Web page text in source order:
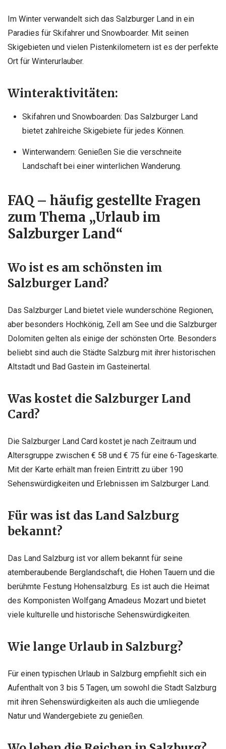
Im Winter verwandelt sich das Salzburger Land in ein
Paradies für Skifahrer und Snowboarder. Mit seinen
Skigebieten und vielen Pistenkilometern ist es der perfekte
Ort für Winterurlauber.
Winteraktivitäten:
Skifahren und Snowboarden: Das Salzburger Land
bietet zahlreiche Skigebiete für jedes Können.
Winterwandern: Genießen Sie die verschneite
Landschaft bei einer winterlichen Wanderung.
FAQ – häufig gestellte Fragen
zum Thema „Urlaub im
Salzburger Land“
Wo ist es am schönsten im
Salzburger Land?
Das Salzburger Land bietet viele wunderschöne Regionen,
aber besonders Hochkönig, Zell am See und die Salzburger
Dolomiten gelten als einige der schönsten Orte. Besonders
beliebt sind auch die Städte Salzburg mit ihrer historischen
Altstadt und Bad Gastein im Gasteinertal.
Was kostet die Salzburger Land
Card?
Die Salzburger Land Card kostet je nach Zeitraum und
Altersgruppe zwischen € 58 und € 75 für eine 6-Tageskarte.
Mit der Karte erhält man freien Eintritt zu über 190
Sehenswürdigkeiten und Erlebnissen im Salzburger Land.
Für was ist das Land Salzburg
bekannt?
Das Land Salzburg ist vor allem bekannt für seine
atemberaubende Berglandschaft, die Hohen Tauern und die
berühmte Festung Hohensalzburg. Es ist auch die Heimat
des Komponisten Wolfgang Amadeus Mozart und bietet
viele kulturelle und historische Sehenswürdigkeiten.
Wie lange Urlaub in Salzburg?
Für einen typischen Urlaub in Salzburg empfiehlt sich ein
Aufenthalt von 3 bis 5 Tagen, um sowohl die Stadt Salzburg
mit ihren Sehenswürdigkeiten als auch die umliegende
Natur und Wandergebiete zu genießen.